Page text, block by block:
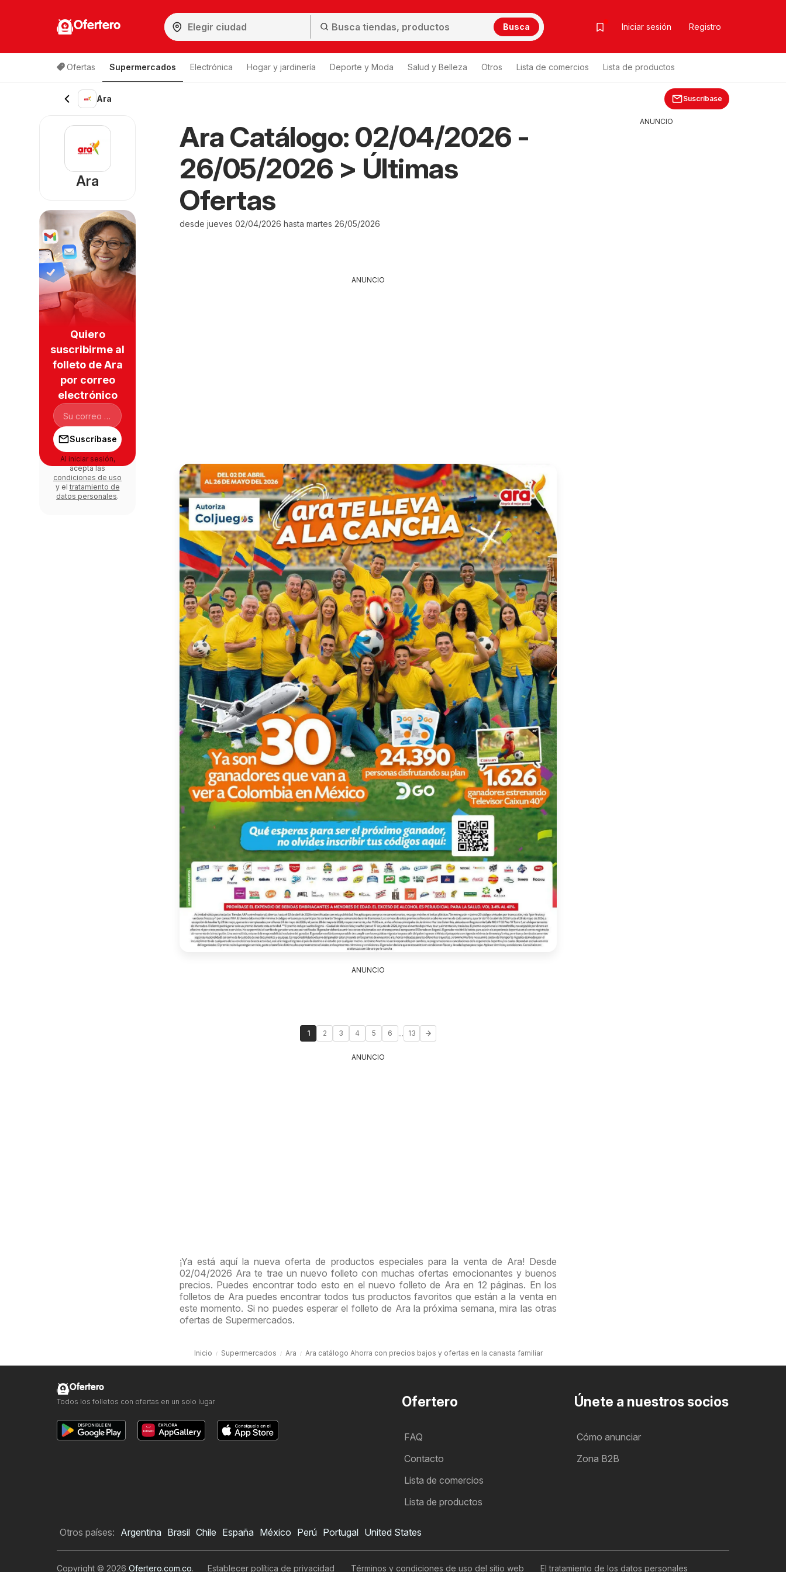
Ofertero Busca Iniciar sesión Registro
Ofertas Supermercados Electrónica Hogar y jardinería Deporte y Moda Salud y Belleza Otros Lista de comercios Lista de productos
Ara Suscríbase
Folleto de Ara
Quiero suscribirme al folleto
Ara Catálogo: 02/04/2026 -
26/05/2026 > Últimas
Ofertas
desde jueves 02/04/2026 hasta martes 26/05/2026
ANUNCIO
ANUNCIO
1 2 3 4 5 6 ... 13
ANUNCIO
¡Ya está aquí la nueva oferta de productos especiales para la venta de Ara! Desde
02/04/2026 Ara te trae un nuevo folleto con muchas ofertas emocionantes y buenos
precios. Puedes encontrar todo esto en el nuevo folleto de Ara en 12 páginas. En los
folletos de Ara puedes encontrar todos tus productos favoritos que están a la venta en
este momento. Si no puedes esperar el folleto de Ara la próxima semana, mira las otras
ofertas de Supermercados.
Inicio Supermercados Ara Ara catálogo Ahorra con precios bajos y ofertas en la canasta familiar
Ara
Quiero
suscribirme al
folleto de Ara
por correo
electrónico
Suscríbase
Al iniciar sesión,
acepta las
condiciones de uso
y el tratamiento de
datos personales.
ANUNCIO
Ofertero
FAQ
Contacto
Lista de comercios
Lista de productos
Únete a nuestros socios
Cómo anunciar
Zona B2B
Ofertero
Todos los folletos con ofertas en un solo lugar
Otros países: Argentina Brasil Chile España México Perú Portugal United States
Copyright © 2026 Ofertero.com.co. Establecer política de privacidad Términos y condiciones de uso del sitio web El tratamiento de los datos personales